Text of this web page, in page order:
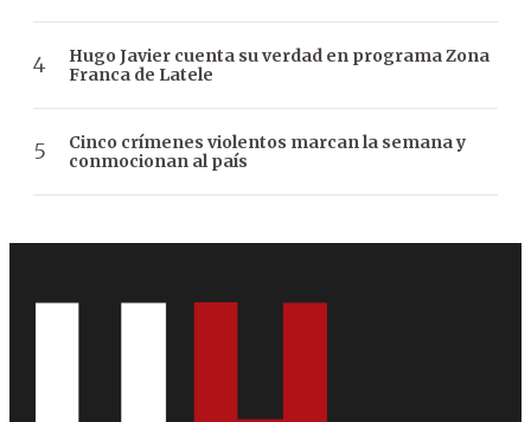
Hugo Javier cuenta su verdad en programa Zona
Franca de Latele
Cinco crímenes violentos marcan la semana y
conmocionan al país